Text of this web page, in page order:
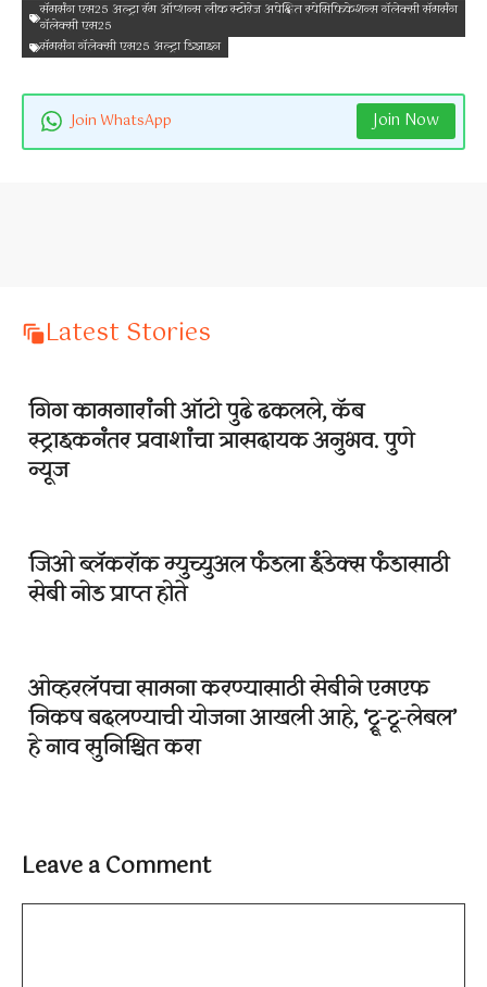
सॅमसंग एस25 अल्ट्रा रॅम ऑप्शन्स लीक स्टोरेज अपेक्षित स्पेसिफिकेशन्स गॅलेक्सी सॅमसंग
गॅलेक्सी एस25
सॅमसंग गॅलेक्सी एस25 अल्ट्रा डिझाइन
Join WhatsApp Join Now
Latest Stories
गिग कामगारांनी ऑटो पुढे ढकलले, कॅब
स्ट्राइकनंतर प्रवाशांचा त्रासदायक अनुभव. पुणे
न्यूज
जिओ ब्लॅकरॉक म्युच्युअल फंडला इंडेक्स फंडासाठी
सेबी नोड प्राप्त होते
ओव्हरलॅपचा सामना करण्यासाठी सेबीने एमएफ
निकष बदलण्याची योजना आखली आहे, ‘ट्रू-टू-लेबल’
हे नाव सुनिश्चित करा
Leave a Comment
Comment